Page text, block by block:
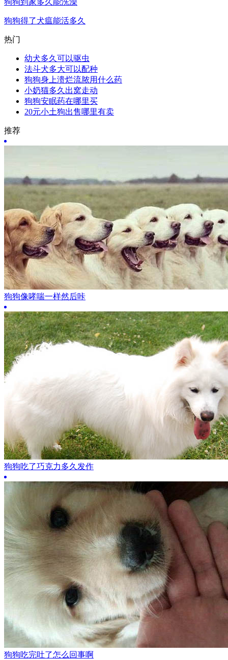
狗狗到家多久能洗澡
狗狗得了犬瘟能活多久
热门
幼犬多久可以驱虫
法斗犬多大可以配种
狗狗身上溃烂流脓用什么药
小奶猫多久出窝走动
狗狗安眠药在哪里买
20元小土狗出售哪里有卖
推荐
狗狗像哮喘一样然后咔
狗狗吃了巧克力多久发作
狗狗吃完吐了怎么回事啊